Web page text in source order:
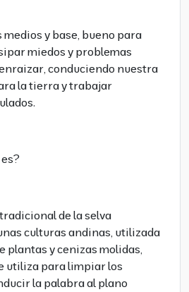
y base, bueno para
miedos y problemas
conduciendo nuestra
la tierra y trabajar
de la selva
culturas andinas, utilizada
plantas y cenizas molidas,
utiliza para limpiar los
la palabra al plano